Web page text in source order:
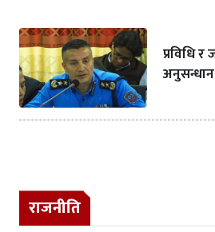
प्रविधि
राजनीति